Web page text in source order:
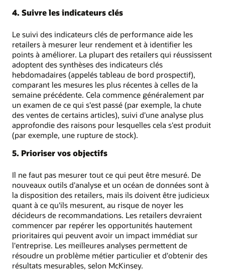
4. Suivre les indicateurs clés
Le suivi des indicateurs clés de performance aide les
retailers à mesurer leur rendement et à identifier les
points à améliorer. La plupart des retailers qui réussissent
adoptent des synthèses des indicateurs clés
hebdomadaires (appelés tableau de bord prospectif),
comparant les mesures les plus récentes à celles de la
semaine précédente. Cela commence généralement par
un examen de ce qui s'est passé (par exemple, la chute
des ventes de certains articles), suivi d'une analyse plus
approfondie des raisons pour lesquelles cela s'est produit
(par exemple, une rupture de stock).
5. Prioriser vos objectifs
Il ne faut pas mesurer tout ce qui peut être mesuré. De
nouveaux outils d'analyse et un océan de données sont à
la disposition des retailers, mais ils doivent être judicieux
quant à ce qu'ils mesurent, au risque de noyer les
décideurs de recommandations. Les retailers devraient
commencer par repérer les opportunités hautement
prioritaires qui peuvent avoir un impact immédiat sur
l'entreprise. Les meilleures analyses permettent de
résoudre un problème métier particulier et d'obtenir des
résultats mesurables, selon McKinsey.